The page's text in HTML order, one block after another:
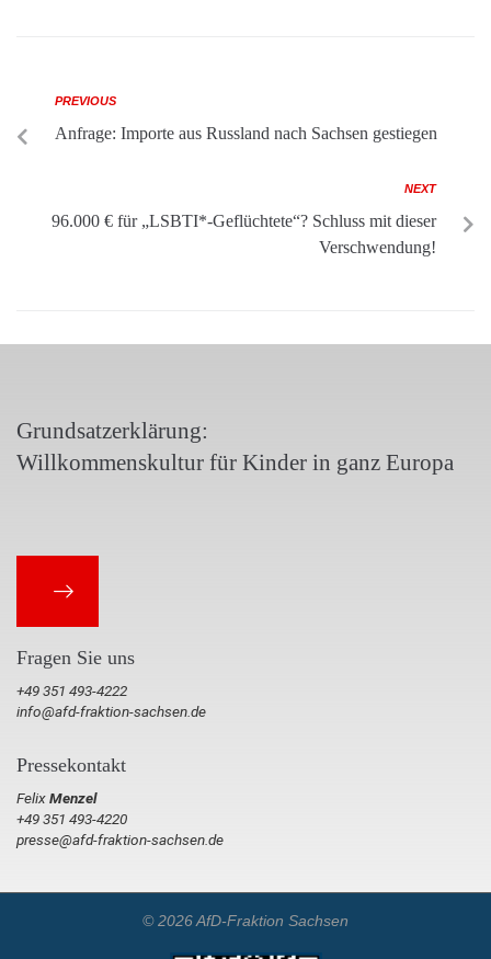
PREVIOUS
Anfrage: Importe aus Russland nach Sachsen gestiegen
NEXT
96.000 € für „LSBTI*-Geflüchtete“? Schluss mit dieser
Verschwendung!
Grundsatzerklärung:
Willkommenskultur für Kinder in ganz Europa
Fragen Sie uns
+49 351 493-4222
info@afd-fraktion-sachsen.de
Pressekontakt
FelixMenzel
+49 351 493-4220
presse@afd-fraktion-sachsen.de
© 2026 AfD-Fraktion Sachsen